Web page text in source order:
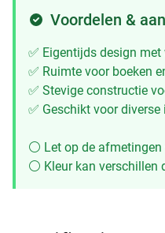
Voordelen &
✅ Eigentijds design
✅ Ruimte voor boeken
✅ Stevige constructie
✅ Geschikt voor
⚪ Let op de
⚪ Kleur kan verschillen